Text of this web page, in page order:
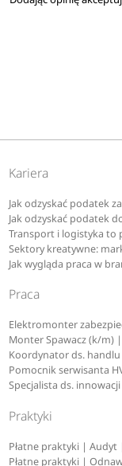
Kariera
Jak odzyskać podatek
Jak odzyskać podatek
Transport i logistyka to
Sektory kreatywne:
Jak wygląda praca w
Praca
Elektromonter
Monter Spawacz (k/m) |
Koordynator ds.
Pomocnik serwisanta
Specjalista ds.
Praktyki
Płatne praktyki | Audyt
Płatne praktyki |